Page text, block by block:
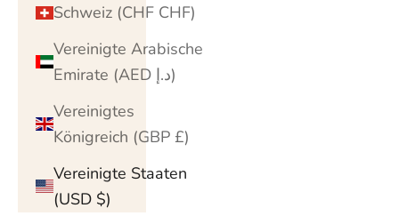
Schweiz (CHF CHF)
Vereinigte Arabische
Emirate (AED د.إ)
Vereinigtes
Königreich (GBP £)
Vereinigte Staaten
(USD $)